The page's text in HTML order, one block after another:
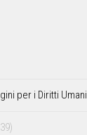
per i Diritti Umani